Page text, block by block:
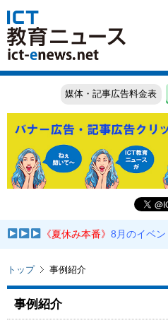
媒体・記事広告料金表
《夏休み本番》8月のイベ
トップ 事例紹介
事例紹介